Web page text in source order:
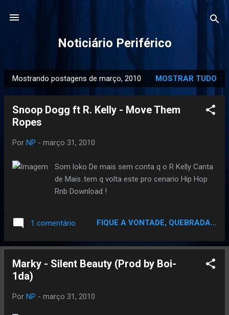
Noticiário Periférico
P
o
Mostrando postagens de março, 2010 MOSTRAR TUDO
Snoop Dogg ft R. Kelly - Move Them
Ropes
Por NP - março 31, 2010
Som loko De mais sem conta q o R Kelly Canta
de Mais..tem q volta este pro cenario Hip Hop
Rnb Download !
1 comentário FIQUE A VONTADE, QUEBRADA...
Marky - Silent Beauty (Prod by Boi-
1da)
Por NP - março 31, 2010